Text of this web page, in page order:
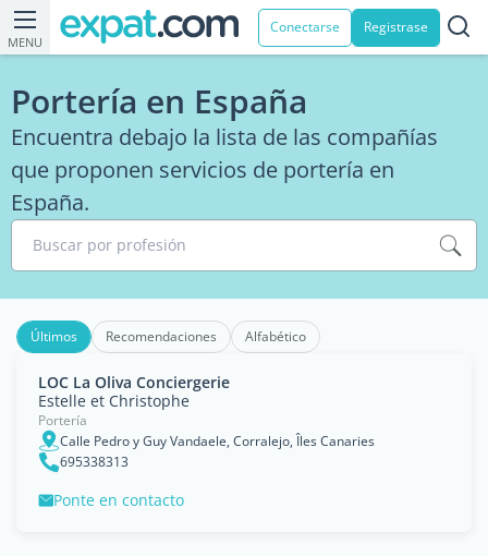
MENU
Conectarse Registrase
Portería en España
Encuentra debajo la lista de las compañías
que proponen servicios de portería en
España.
Buscar por profesión
Últimos Recomendaciones Alfabético
LOC La Oliva Conciergerie
Estelle et Christophe
Portería
Calle Pedro y Guy Vandaele, Corralejo, Îles Canaries
695338313
Ponte en contacto